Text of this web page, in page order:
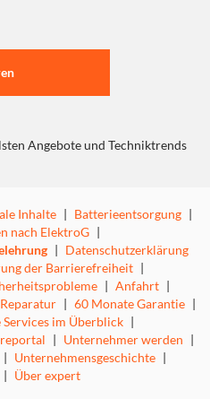
Angebote und Techniktrends
Inhalte | Batterieentsorgung |
nach ElektroG |
| Datenschutzerklärung
der Barrierefreiheit |
| Anfahrt |
| 60 Monate Garantie |
Services im Überblick |
| Unternehmer werden |
| Unternehmensgeschichte |
| Über expert